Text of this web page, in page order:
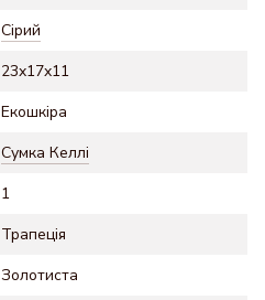
Сірий
23x17x11
Екошкіра
Сумка Келлі
1
Трапеція
Золотиста